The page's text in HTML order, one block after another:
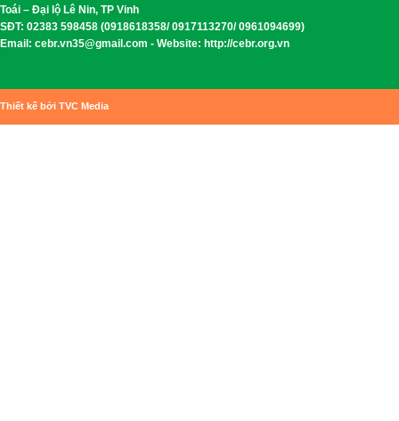
Toái – Đại lộ Lê Nin, TP Vinh
SĐT: 02383 598458 (0918618358/ 0917113270/ 0961094699)
Email: cebr.vn35@gmail.com - Website: http://cebr.org.vn
Thiết kế bởi TVC Media